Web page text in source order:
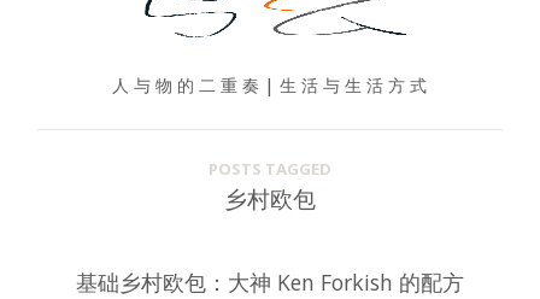
人 与 物 的 二 重 奏 | 生 活 与 生 活 方 式
POSTS TAGGED
乡村欧包
基础乡村欧包：大神 Ken Forkish 的配方